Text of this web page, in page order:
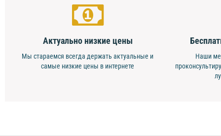
Актуально низкие цены
Мы стараемся всегда держать актуальные и
самые низкие цены в интернете
Наши